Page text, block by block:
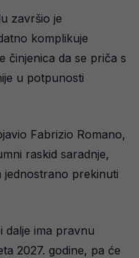
završio je
komplikuje
činjenica da se priča s
u potpunosti
Fabrizio Romano,
raskid saradnje,
prekinuti
dalje ima pravnu
2027. godine, pa će